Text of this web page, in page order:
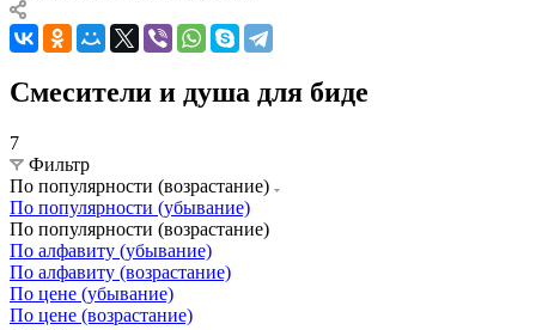
Смесители и душа для биде
7
Фильтр
По популярности (возрастание)
По популярности (убывание)
По популярности (возрастание)
По алфавиту (убывание)
По алфавиту (возрастание)
По цене (убывание)
По цене (возрастание)